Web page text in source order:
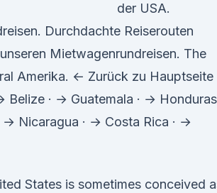
der USA.
Durchdachte Reiserouten
Mietwagenrundreisen. The
Amerika. ← Zurück zu Hauptseite
Belize · → Guatemala · → Honduras
→ Nicaragua · → Costa Rica · →
States is sometimes conceived